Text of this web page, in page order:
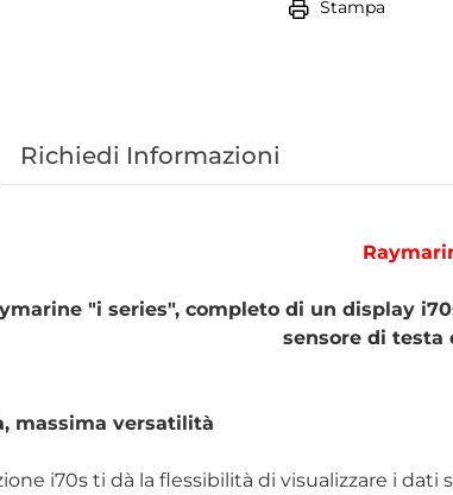
Stampa
Richiedi Informazioni
"i series", completo di un display
sensore di testa
massima versatilità
i70s ti dà la flessibilità di visualizzare i